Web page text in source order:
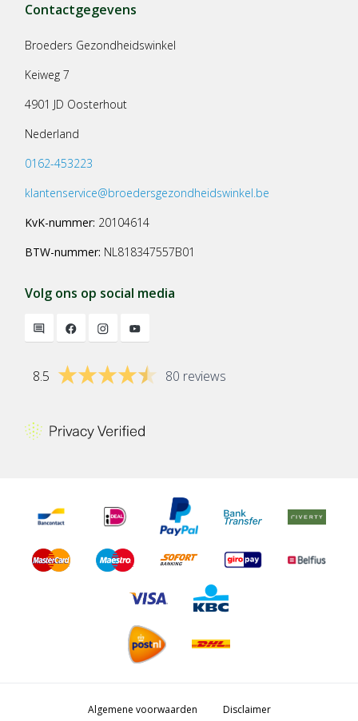
Contactgegevens
Broeders Gezondheidswinkel
Keiweg 7
4901 JD Oosterhout
Nederland
0162-453223
klantenservice@broedersgezondheidswinkel.be
KvK-nummer: 20104614
BTW-nummer: NL818347557B01
Volg ons op social media
8.5 80 reviews
Algemene voorwaarden Disclaimer